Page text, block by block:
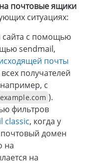
почтовые ящики
ситуациях:
сайта с помощью
sendmail,
почты
получателей
c
).
фильтров
classic, когда у
почтовый домен
на
на